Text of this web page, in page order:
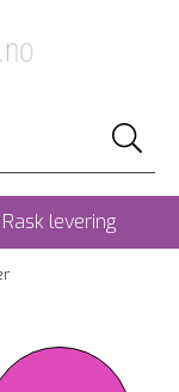
Rask levering